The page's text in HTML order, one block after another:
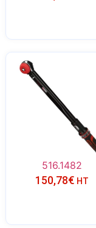
516.1482
150,78€ HT